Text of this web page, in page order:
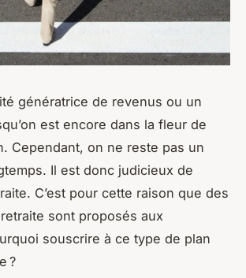
génératrice de revenus ou un
est encore dans la fleur de
Cependant, on ne reste pas un
Il est donc judicieux de
C’est pour cette raison que des
sont proposés aux
souscrire à ce type de plan
?